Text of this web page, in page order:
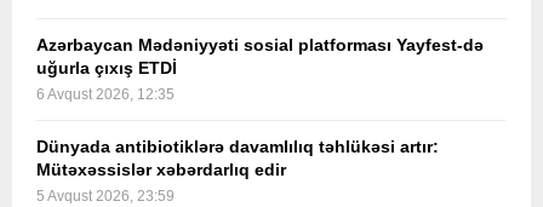
Azərbaycan Mədəniyyəti sosial platforması Yayfest-də
uğurla çıxış ETDİ
6 Avqust 2026, 12:35
Dünyada antibiotiklərə davamlılıq təhlükəsi artır:
Mütəxəssislər xəbərdarlıq edir
5 Avqust 2026, 23:59